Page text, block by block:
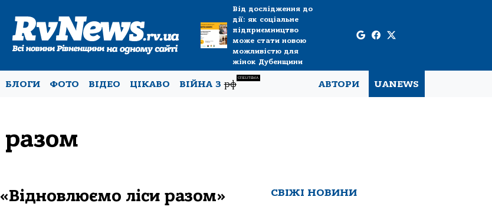
Від дослідження до
дії: як соціальне
підприємництво
може стати новою
можливістю для
жінок Дубенщини
БЛОГИ ФОТО ВІДЕО ЦІКАВО ВІЙНА Зрф
СПЕЦТЕМА
АВТОРИ UANEWS
разом
ліси разом» СВІЖІ НОВИНИ